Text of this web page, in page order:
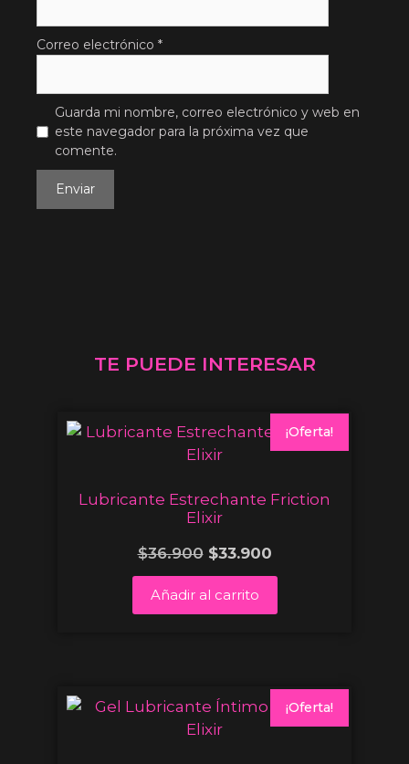
Correo electrónico *
Guarda mi nombre, correo electrónico y web en
este navegador para la próxima vez que
comente.
TE PUEDE INTERESAR
¡Oferta!
Lubricante Estrechante Friction
Elixir
$36.900 $33.900
Añadir al carrito
¡Oferta!